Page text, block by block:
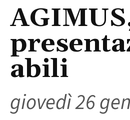
abili
giovedì 26